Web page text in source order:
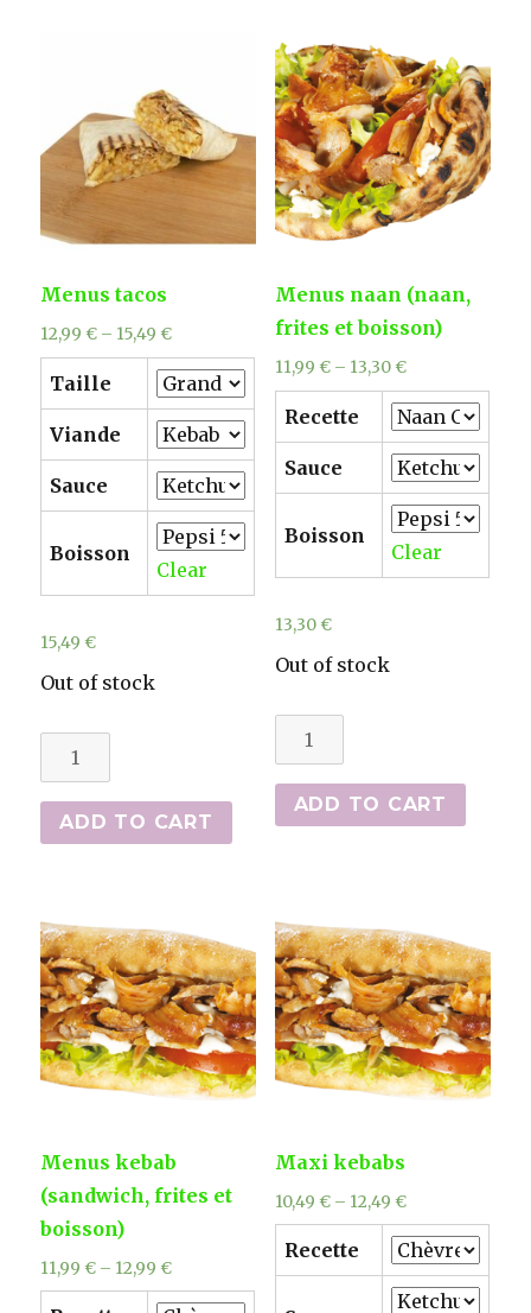
et
boisson)
quantity
Menus tacos
12,99€ – 15,49€
Taille
Viande
Sauce
Boisson
Clear
15,49€
Out of stock
Menus
tacos
quantity
ADD TO CART
Menus naan (naan,
frites et boisson)
11,99 €– 13,30€
Recette
Sauce
Boisson
Clear
13,30€
Out of stock
Menus
naan
(naan,
frites
quantity
ADD TO CART
Menus kebab
(sandwich, frites et
boisson)
11,99€ – 12,99€
Maxi kebabs
10,49 €– 12,49 €
Recette